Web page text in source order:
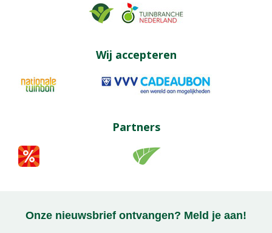
Wij accepteren
Partners
Onze nieuwsbrief ontvangen? Meld je aan!